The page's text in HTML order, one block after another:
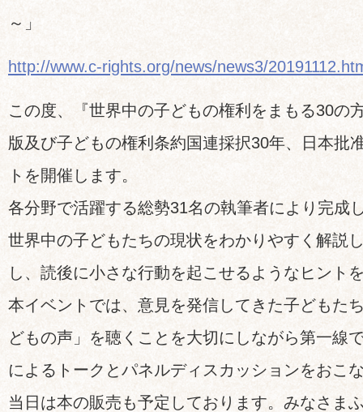
～」
http://www.c-rights.org/news/news3/
この度、『世界中の子どもの権利をまもる30の
版及び子どもの権利条約国連採択30年、日本批
トを開催します。
各分野で活躍する総勢31名の執筆者により完成
世界中の子どもたちの現状をわかりやすく解説
し、読後に小さな行動を起こせるようなヒント
本イベントでは、意見を発信してきた子どもた
どもの声」を聴くことを大切にしながら第一線
によるトークとパネルディスカッションをおこ
当日は本の販売も予定しております。みなさま